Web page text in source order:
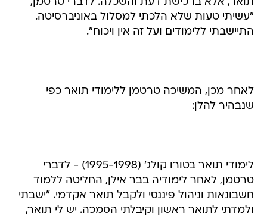
"עשיתי טעות שלא הלכתי למסלול באוניברסיטה.
התיישבתי ללימודים ועל זה אין ויכוח".
לאחר מכן, המשיכה טרטמן ללימודי תואר כפי
שנבהיר להלן:
לימודי תואר בטורו קולג’ (1995-1998) - לדברי
טרטמן, לאחר לימודיה בבר אילן, החליטה ללמוד
חשבונאות וניהול פיננסי ולקבל תואר אקדמי. "ישבתי
ולמדתי לתואר ראשון וקיבלתי הסמכה. יש לי תואר,